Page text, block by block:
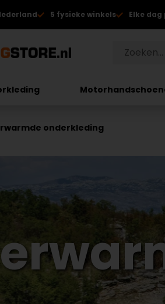
5 fysieke winkels Elke
onderkleding